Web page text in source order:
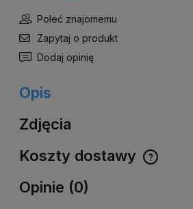
Zapytaj o produkt
Poleć znajomemu
Dodaj opinię
Opis
Zdjęcia
Koszty dostawy
Cena nie zawiera ewentualnych
Opinie (0)